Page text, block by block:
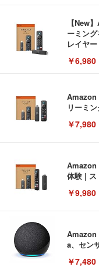
【New
ーミン
レイヤー
￥6,980
Amazon
リーミ
￥7,980
Amazon
体験 | ス
￥9,980
Amazon
a、セン
￥7,480